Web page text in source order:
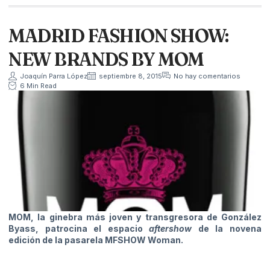
MADRID FASHION SHOW:
NEW BRANDS BY MOM
Joaquín Parra López septiembre 8, 2015
No hay comentarios
6 Min Read
MOM, la ginebra más joven y transgresora de González
Byass, patrocina el espacioaftershow de la novena
edición de la pasarela MFSHOW Woman.